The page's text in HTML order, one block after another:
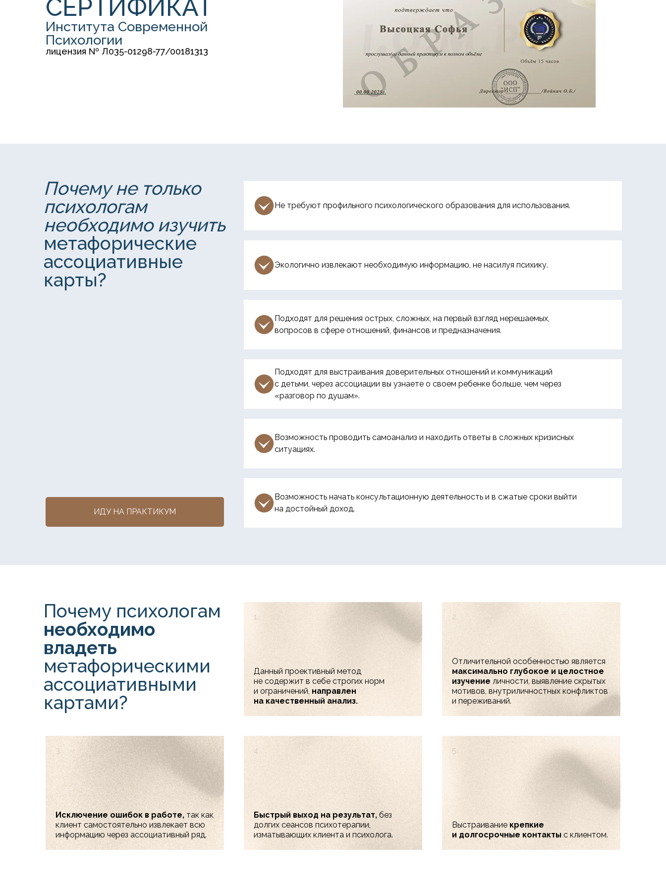
СЕРТИФИКАТ
лицензия № Л035-01298-77/00181313
Института Современной
Психологии
Почему не только
психологам
необходимо изучить
метафорические
ассоциативные
карты?
ИДУ НА ПРАКТИКУМ
Не требуют профильного психологического образования для использования.
Экологично извлекают необходимую информацию, не насилуя психику.
Подходят для решения острых, сложных, на первый взгляд нерешаемых,
вопросов в сфере отношений, финансов и предназначения.
Подходят для выстраивания доверительных отношений и коммуникаций
с детьми, через ассоциации вы узнаете о своем ребенке больше, чем через
«разговор по душам».
Возможность проводить самоанализ и находить ответы в сложных кризисных
ситуациях.
Возможность начать консультационную деятельность и в сжатые сроки выйти
на достойный доход.
Почему психологам
необходимо
владеть
метафорическими
ассоциативными
картами?
5.
Выстраивание крепкие
и долгосрочные контакты с клиентом.
3.
Исключение ошибок в работе, так как
клиент самостоятельно извлекает всю
информацию через ассоциативный ряд.
4.
Быстрый выход на результат, без
долгих сеансов психотерапии,
изматывающих клиента и психолога.
2.
Отличительной особенностью является
максимально глубокое и целостное
изучениеличности, выявление скрытых
мотивов, внутриличностных конфликтов
и переживаний.
1.
Данный проективный метод
не содержит в себе строгих норм
и ограничений, направлен
на качественный анализ.